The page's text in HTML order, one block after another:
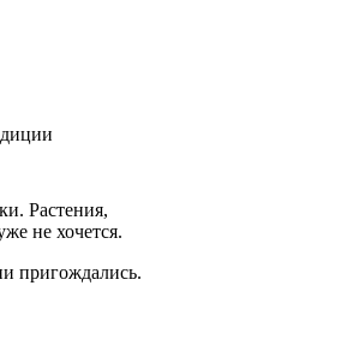
Растения,
не хочется.
пригождались.